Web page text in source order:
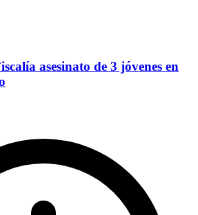
asesinato de 3 jóvenes en